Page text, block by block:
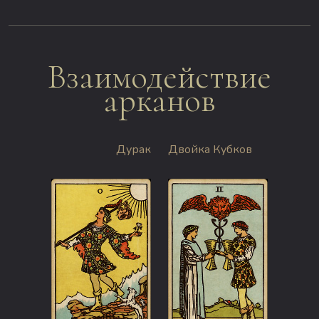
Взаимодействие
арканов
Дурак Двойка Кубков